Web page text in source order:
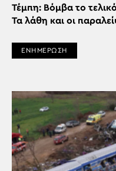
Τέμπη: Βόμβα το
Τα λάθη και οι
ΕΝΗΜΕΡΩΣΗ